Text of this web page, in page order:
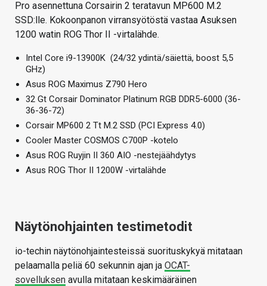
Pro asennettuna Corsairin 2 teratavun MP600 M.2
SSD:lle. Kokoonpanon virransyötöstä vastaa Asuksen
1200 watin ROG Thor II -virtalähde.
Intel Core i9-13900K (24/32 ydintä/säiettä, boost 5,5
GHz)
Asus ROG Maximus Z790 Hero
32 Gt Corsair Dominator Platinum RGB DDR5-6000 (36-
36-36-72)
Corsair MP600 2 Tt M.2 SSD (PCI Express 4.0)
Cooler Master COSMOS C700P -kotelo
Asus ROG Ruyjin II 360 AIO -nestejäähdytys
Asus ROG Thor II 1200W -virtalähde
Näytönohjainten testimetodit
io-techin näytönohjaintesteissä suorituskykyä mitataan
pelaamalla peliä 60 sekunnin ajan ja OCAT-
sovelluksen avulla mitataan keskimääräinen